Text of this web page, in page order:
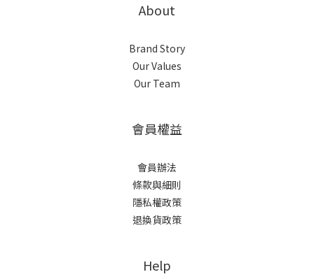
About
Brand Story
Our Values
Our Team
會員權益
會員辦法
條款與細則
隱私權政策
退換貨政策
Help